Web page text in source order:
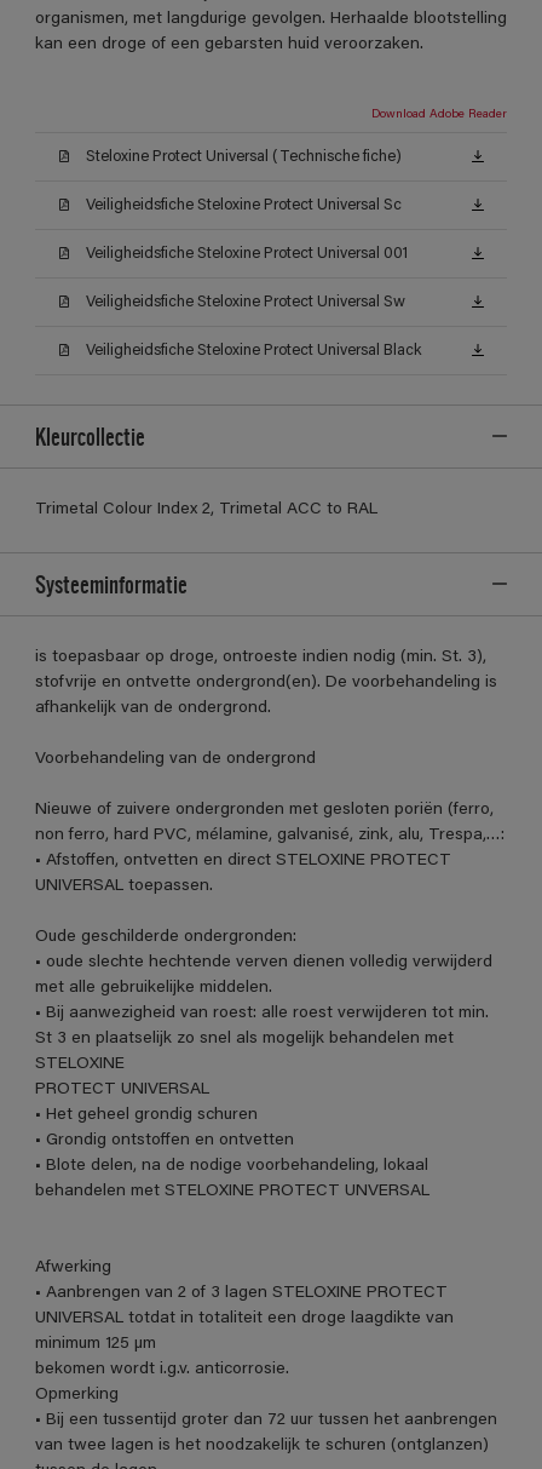
organismen, met langdurige gevolgen. Herhaalde blootstelling
kan een droge of een gebarsten huid veroorzaken.
Download Adobe Reader
Steloxine Protect Universal (Technische fiche)
Veiligheidsfiche Steloxine Protect Universal Sc
Veiligheidsfiche Steloxine Protect Universal 001
Veiligheidsfiche Steloxine Protect Universal Sw
Veiligheidsfiche Steloxine Protect Universal Black
Kleurcollectie
Trimetal Colour Index 2, Trimetal ACC to RAL
Systeeminformatie
is toepasbaar op droge, ontroeste indien nodig (min. St. 3),
stofvrije en ontvette ondergrond(en). De voorbehandeling is
afhankelijk van de ondergrond.
Voorbehandeling van de ondergrond
Nieuwe of zuivere ondergronden met gesloten poriën (ferro,
non ferro, hard PVC, mélamine, galvanisé, zink, alu, Trespa,…:
• Afstoffen, ontvetten en direct STELOXINE PROTECT
UNIVERSAL toepassen.
Oude geschilderde ondergronden:
• oude slechte hechtende verven dienen volledig verwijderd
met alle gebruikelijke middelen.
• Bij aanwezigheid van roest: alle roest verwijderen tot min.
St 3 en plaatselijk zo snel als mogelijk behandelen met
STELOXINE
PROTECT UNIVERSAL
• Het geheel grondig schuren
• Grondig ontstoffen en ontvetten
• Blote delen, na de nodige voorbehandeling, lokaal
behandelen met STELOXINE PROTECT UNVERSAL
Afwerking
• Aanbrengen van 2 of 3 lagen STELOXINE PROTECT
UNIVERSAL totdat in totaliteit een droge laagdikte van
minimum 125 µm
bekomen wordt i.g.v. anticorrosie.
Opmerking
• Bij een tussentijd groter dan 72 uur tussen het aanbrengen
van twee lagen is het noodzakelijk te schuren (ontglanzen)